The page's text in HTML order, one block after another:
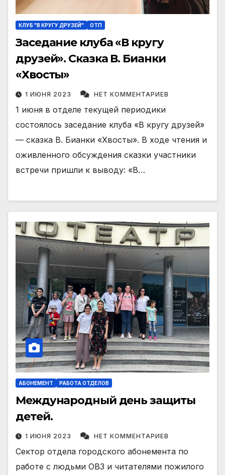
КЛУБ "В КРУГУ ДРУЗЕЙ" ОТП
Заседание клуба «В кругу
друзей». Сказка В. Бианки
«Хвосты»
1 ИЮНЯ 2023 НЕТ КОММЕНТАРИЕВ
1 июня в отделе текущей периодики
состоялось заседание клуба «В кругу друзей»
— сказка В. Бианки «Хвосты». В ходе чтения и
оживленного обсуждения сказки участники
встречи пришли к выводу: «В…
АБОНЕМЕНТ РАБОТА ОТДЕЛОВ
Международный день защиты
детей.
1 ИЮНЯ 2023 НЕТ КОММЕНТАРИЕВ
Сектор отдела городского абонемента по
работе с людьми ОВЗ и читателями пожилого